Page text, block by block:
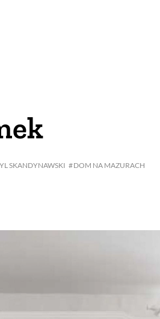
SKANDYNAWSKI DOM NA MAZURACH
OGRODU